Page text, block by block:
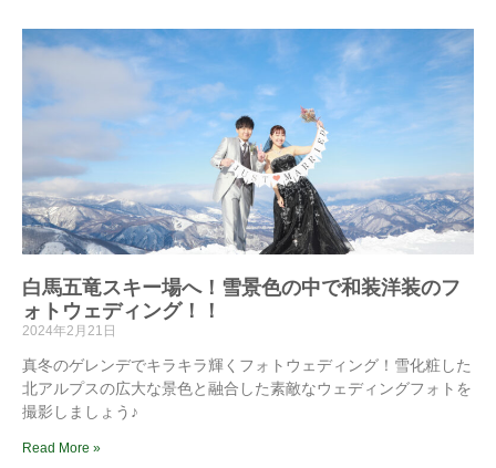
白馬五竜スキー場へ！雪景色の中で和装洋装のフ
ォトウェディング！！
2024年2月21日
真冬のゲレンデでキラキラ輝くフォトウェディング！雪化粧した
北アルプスの広大な景色と融合した素敵なウェディングフォトを
撮影しましょう♪
Read More »